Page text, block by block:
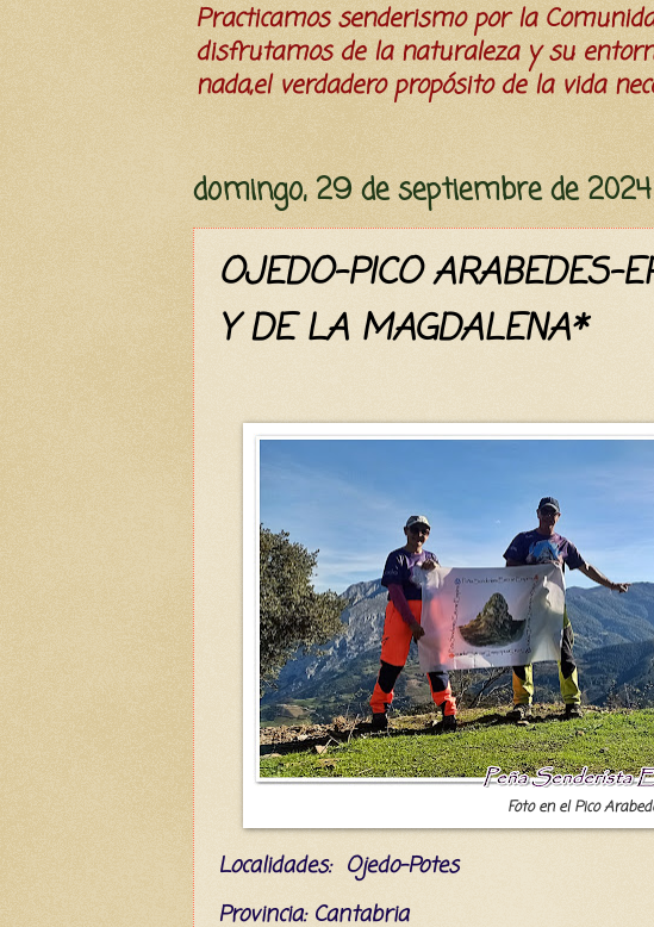
Practicamos senderismo por la
disfrutamos de la naturaleza y su
nada,el verdadero propósito de la vida
domingo, 29 de septiembre de 2024
OJEDO-PICO ARABEDES-
Y DE LA MAGDALENA*
Foto en el Pico
Localidades: Ojedo-Potes
Provincia: Cantabria